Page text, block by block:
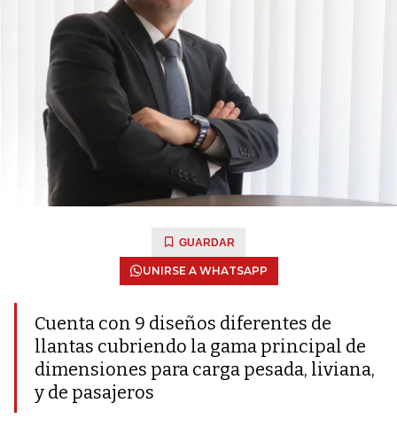
GUARDAR
UNIRSE A WHATSAPP
Cuenta con 9 diseños diferentes de
llantas cubriendo la gama principal de
dimensiones para carga pesada, liviana,
y de pasajeros